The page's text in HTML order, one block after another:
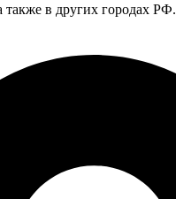
также в других городах РФ.